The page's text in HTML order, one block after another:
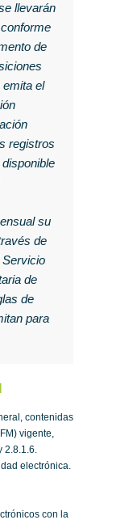
llevarán
de
emita el
registros
su
de
Servicio
de
de
para
contenidas
vigente,
2.8.1.6.
electrónica.
con la